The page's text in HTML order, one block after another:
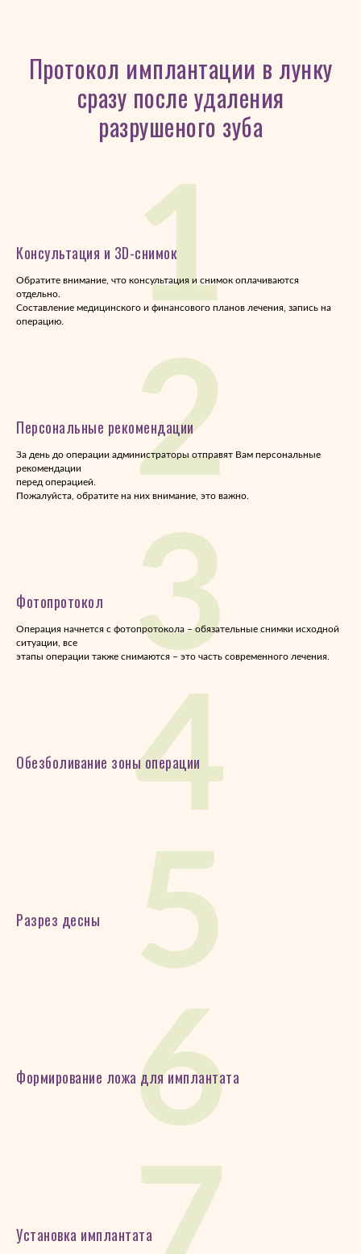
Протокол имплантации в лунку
сразу после удаления
разрушеного зуба
Консультация и 3D-снимок
Обратите внимание, что консультация и снимок оплачиваются
отдельно.
Составление медицинского и финансового планов лечения, запись на
операцию.
1
Персональные рекомендации
За день до операции администраторы отправят Вам персональные
рекомендации
перед операцией.
Пожалуйста, обратите на них внимание, это важно.
2
Фотопротокол
Операция начнется с фотопротокола – обязательные снимки исходной
ситуации, все
этапы операции также снимаются – это часть современного лечения.
3
Обезболивание зоны операции
4
Разрез десны 5
Формирование ложа для имплантата
6
Установка имплантата